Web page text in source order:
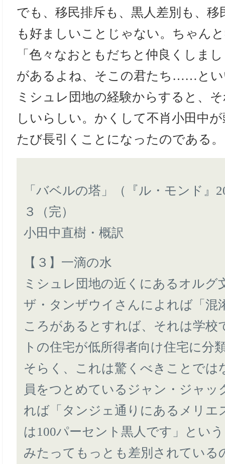
でも、移民排斥も、黒人差別も、
も好ましいことじゃない。ちゃん
「色々なおともだちと仲良くしま
があるよね、そこの君たち……と
ミシュレ団地の経験からすると、
しいらしい。かくして不肖小田中
たび長引くことになったのである。
「バベルの塔」（『ル・モンド』
３（完）
小田中直樹・概訳
【３】一滴の水
ミシュレ団地の近くにあるオルグ
ザ・タンザウイさんによれば「混
ころがあるとすれば、それは学校
トの住宅が低所得者向け住宅に分
そらく、これは驚くべきことでは
員をつとめているジャン・ジャッ
れば「タンジェ通りにあるメリエ
は100パーセント黒人です」とい
みたってもっとも差別されている